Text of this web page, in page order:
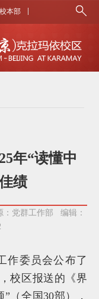
校本部
年“读懂中
绩
党群工作部 编辑：
作委员会公布了
校区报送的《界
（全国30部），